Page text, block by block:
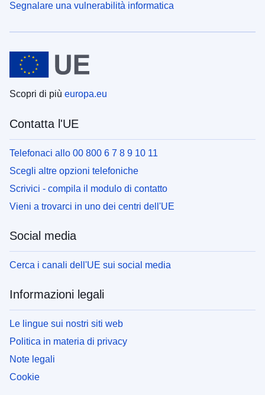
Segnalare una vulnerabilità informatica
Scopri di più europa.eu
Contatta l'UE
Telefonaci allo 00 800 6 7 8 9 10 11
Scegli altre opzioni telefoniche
Scrivici - compila il modulo di contatto
Vieni a trovarci in uno dei centri dell'UE
Social media
Cerca i canali dell'UE sui social media
Informazioni legali
Le lingue sui nostri siti web
Politica in materia di privacy
Note legali
Cookie